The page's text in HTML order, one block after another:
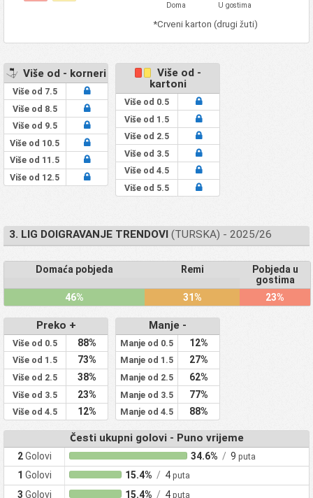
Doma U gostima
*Crveni karton (drugi žuti)
Više od - korneri
Više od 7.5
Više od 8.5
Više od 9.5
Više od 10.5
Više od 11.5
Više od 12.5
Više od -
kartoni
Više od 0.5
Više od 1.5
Više od 2.5
Više od 3.5
Više od 4.5
Više od 5.5
3. LIG DOIGRAVANJE TRENDOVI (TURSKA) - 2025/26
Domaća pobjeda Remi
Pobjeda u
gostima
46%
31% 23%
Preko +
Više od 0.5 88%
Više od 1.5 73%
Više od 2.5 38%
Više od 3.5 23%
Više od 4.5 12%
Manje -
Manje od 0.5 12%
Manje od 1.5 27%
Manje od 2.5 62%
Manje od 3.5 77%
Manje od 4.5 88%
Česti ukupni golovi - Puno vrijeme
2Golovi 34.6% / 9puta
1 Golovi 15.4% / 4puta
3 Golovi 15.4% / 4puta